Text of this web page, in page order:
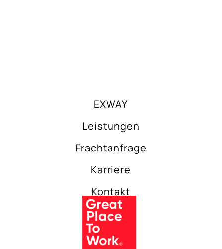
EXWAY
Leistungen
Frachtanfrage
Karriere
Kontakt